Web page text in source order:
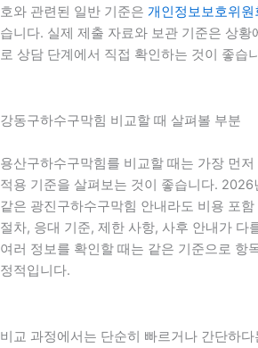
호와 관련된 일반 기준은 개인정보보호위원
습니다. 실제 제출 자료와 보관 기준은 상황
로 상담 단계에서 직접 확인하는 것이 좋습
강동구하수구막힘 비교할 때 살펴볼 부분
용산구하수구막힘를 비교할 때는 가장 먼
적용 기준을 살펴보는 것이 좋습니다.
같은 광진구하수구막힘 안내라도 비용 포
절차, 응대 기준, 제한 사항, 사후 안내가 다
여러 정보를 확인할 때는 같은 기준으로 항
정적입니다.
비교 과정에서는 단순히 빠르거나 간단하